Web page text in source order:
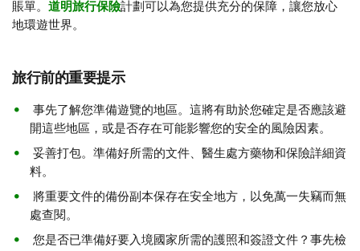
賬單。 道明旅行保險計劃可以為您提供充分的保障，讓您放心
地環遊世界。
旅行前的重要提示
事先了解您準備遊覽的地區。這將有助於您確定是否應該避
開這些地區，或是否存在可能影響您的安全的風險因素。
妥善打包。準備好所需的文件、醫生處方藥物和保險詳細資
料。
將重要文件的備份副本保存在安全地方，以免萬一失竊而無
處查閱。
您是否已準備好要入境國家所需的護照和簽證文件？事先檢